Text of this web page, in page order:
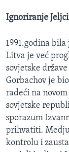
Ignoriranje
1991.godina
Litva je već
sovjetske
Gorbachov je
radeći na
sovjetske
sporazum
prihvatiti.
kontrolu i